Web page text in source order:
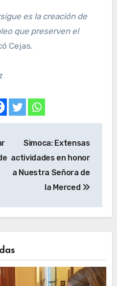
es la creación de
que preserven el
Cejas.
Simoca: Extensas
actividades en honor
a Nuestra Señora de
la Merced